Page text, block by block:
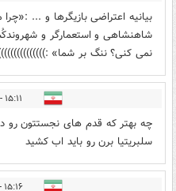
بیانیه اعتراضی بازیگرها و ...
شاهنشاهی و استعمارگر و
نمی کنی؟ ننگ بر شما»
۱۵:۱۱ - ۱۴۰۱/۱۱/۰۸
چه بهتر که قدم های نجستتون رو
سلبریتیا برن رو باید اب کشید
۱۵:۱۶ - ۱۴۰۱/۱۱/۰۸